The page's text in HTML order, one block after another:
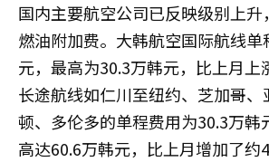
国内主要航空公司已反映级别上升
燃油附加费。大韩航空国际航线单
元，最高为30.3万韩元，比上月上
长途航线如仁川至纽约、芝加哥、
顿、多伦多的单程费用为30.3万韩
高达60.6万韩元，比上月增加了约